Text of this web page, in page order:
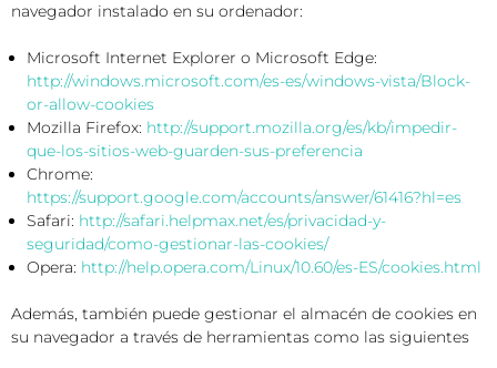
navegador instalado en su ordenador:
Microsoft Internet Explorer o Microsoft Edge:
http://windows.microsoft.com/es-es/windows-vista/Block-
or-allow-cookies
Mozilla Firefox: http://support.mozilla.org/es/kb/impedir-
que-los-sitios-web-guarden-sus-preferencia
Chrome:
https://support.google.com/accounts/answer/61416?hl=es
Safari: http://safari.helpmax.net/es/privacidad-y-
seguridad/como-gestionar-las-cookies/
Opera: http://help.opera.com/Linux/10.60/es-ES/cookies.html
Además, también puede gestionar el almacén de cookies en
su navegador a través de herramientas como las siguientes